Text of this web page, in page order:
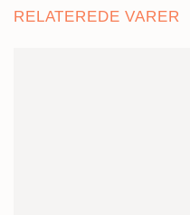
RELATEREDE VARER